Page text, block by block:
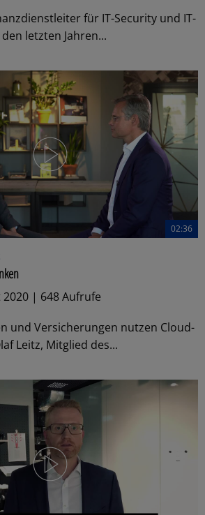
für IT-Security und IT-
letzten Jahren...
02:36
| 648 Aufrufe
und Versicherungen nutzen Cloud-
Leitz, Mitglied des...